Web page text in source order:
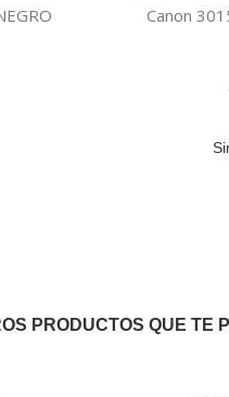
Canon
PRODUCTOS QUE TE